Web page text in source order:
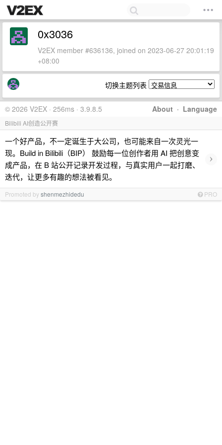
0x3036
V2EX member #636136, joined on 2023-06-27 20:01:19
+08:00
切换主题列表
About · Language
© 2026 V2EX · 256ms · 3.9.8.5
Bilibili AI创造公开赛
一个好产品，不一定诞生于大公司，也可能来自一次灵光一
现。Build in Bilibili（BIP） 鼓励每一位创作者用 AI 把创意变
成产品，在 B 站公开记录开发过程，与真实用户一起打磨、
迭代，让更多有趣的想法被看见。
›
Promoted byshenmezhidedu PRO